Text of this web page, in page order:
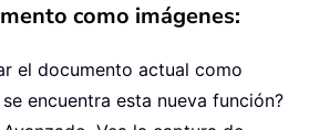
como imágenes:
el documento actual como
encuentra esta nueva función?